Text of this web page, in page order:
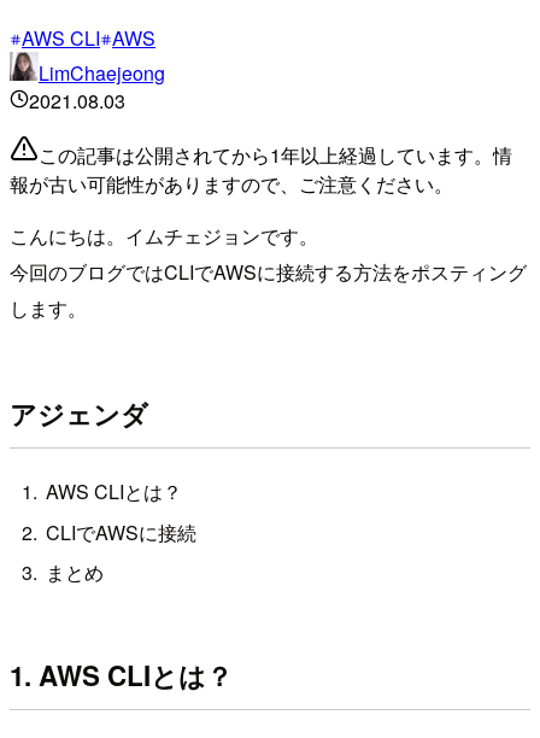
AWS CLI AWS
LimChaejeong
2021.08.03
この記事は公開されてから1年以上経過しています。情
報が古い可能性がありますので、ご注意ください。
こんにちは。イムチェジョンです。
今回のブログではCLIでAWSに接続する方法をポスティング
します。
アジェンダ
AWS CLIとは？
CLIでAWSに接続
まとめ
1. AWS CLIとは？